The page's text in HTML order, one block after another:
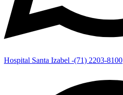
Hospital Santa Izabel -(71) 2203-8100